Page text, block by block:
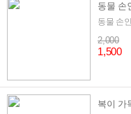
동물 손
동물 손
2,000
1,500
복이 가